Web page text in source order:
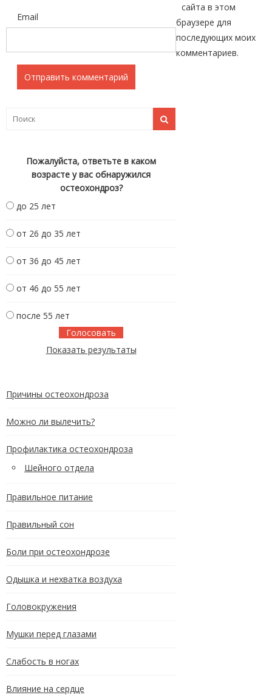
Email
сайта в этом
браузере для
последующих моих
комментариев.
Пожалуйста, ответьте в каком
возрасте у вас обнаружился
остеохондроз?
до 25 лет
от 26 до 35 лет
от 36 до 45 лет
от 46 до 55 лет
после 55 лет
Показать результаты
Причины остеохондроза
Можно ли вылечить?
Профилактика остеохондроза
Шейного отдела
Правильное питание
Правильный сон
Боли при остеохондрозе
Одышка и нехватка воздуха
Головокружения
Мушки перед глазами
Слабость в ногах
Влияние на сердце